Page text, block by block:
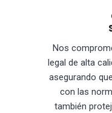
Nos
legal de alta
asegurando
con las
también